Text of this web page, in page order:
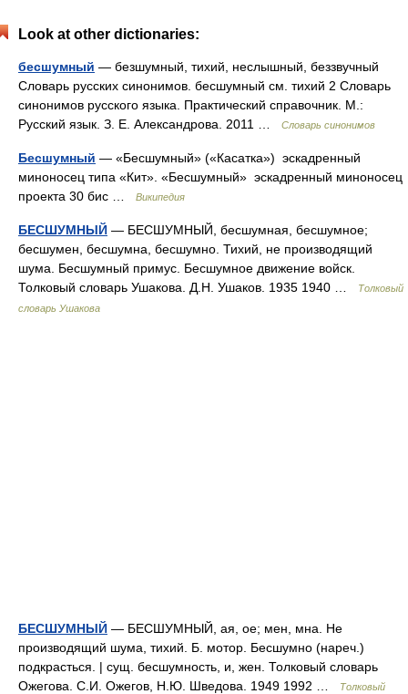
Look at other dictionaries:
бесшумный — безшумный, тихий, неслышный, беззвучный
Словарь русских синонимов. бесшумный см. тихий 2 Словарь
синонимов русского языка. Практический справочник. М.:
Русский язык. З. Е. Александрова. 2011 …
Словарь синонимов
Бесшумный — «Бесшумный» («Касатка») эскадренный
миноносец типа «Кит». «Бесшумный» эскадренный миноносец
проекта 30 бис …
Википедия
БЕСШУМНЫЙ — БЕСШУМНЫЙ, бесшумная, бесшумное;
бесшумен, бесшумна, бесшумно. Тихий, не производящий
шума. Бесшумный примус. Бесшумное движение войск.
Толковый словарь Ушакова. Д.Н. Ушаков. 1935 1940 …
Толковый
словарь Ушакова
БЕСШУМНЫЙ — БЕСШУМНЫЙ, ая, ое; мен, мна. Не
производящий шума, тихий. Б. мотор. Бесшумно (нареч.)
подкрасться. | сущ. бесшумность, и, жен. Толковый словарь
Ожегова. С.И. Ожегов, Н.Ю. Шведова. 1949 1992 …
Толковый